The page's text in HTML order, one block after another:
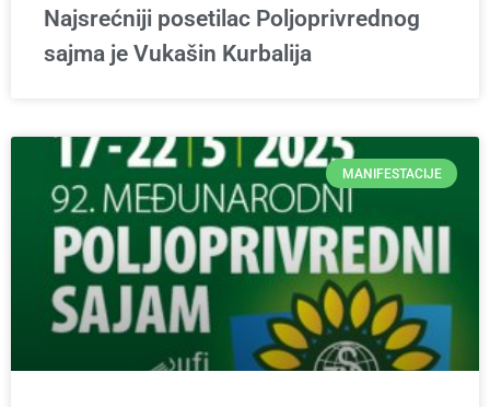
Najsrećniji posetilac Poljoprivrednog
sajma je Vukašin Kurbalija
MANIFESTACIJE